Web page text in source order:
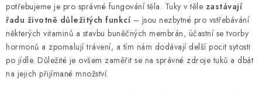
potřebujeme je pro správné fungování těla. Tuky v těle zastávají
řadu životně důležitých funkcí – jsou nezbytné pro vstřebávání
některých vitaminů a stavbu buněčných membrán, účastní se tvorby
hormonů a zpomalují trávení, a tím nám dodávají delší pocit sytosti
po jídle. Důležité je ovšem zaměřit se na správné zdroje tuků a dbát
na jejich přijímané množství.